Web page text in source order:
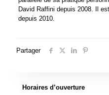
David Raffini depuis 2008. Il
depuis 2010.
Partager
Horaires d’ouverture